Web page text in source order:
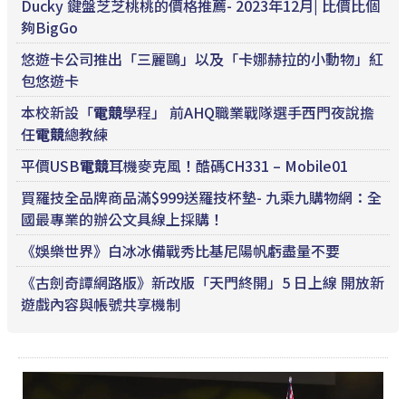
Ducky 鍵盤芝芝桃桃的價格推薦- 2023年12月| 比價比個
夠BigGo
悠遊卡公司推出「三麗鷗」以及「卡娜赫拉的小動物」紅
包悠遊卡
本校新設「電競學程」 前AHQ職業戰隊選手西門夜說擔
任電競總教練
平價USB電競耳機麥克風！酷碼CH331 – Mobile01
買羅技全品牌商品滿$999送羅技杯墊- 九乘九購物網：全
國最專業的辦公文具線上採購！
《娛樂世界》白冰冰備戰秀比基尼陽帆虧盡量不要
《古劍奇譚網路版》新改版「天門終開」5 日上線 開放新
遊戲內容與帳號共享機制